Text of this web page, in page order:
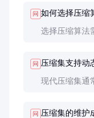
问 如何选择压缩
选择压缩算法
问 压缩集支持动
现代压缩集通
问 压缩集的维护